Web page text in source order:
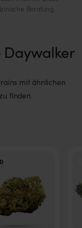
Beratung.
Daywalker
mit ähnlichen
finden.